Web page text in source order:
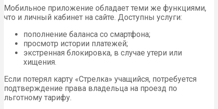
Мобильное приложение обладает теми же функциями,
что и личный кабинет на сайте. Доступны услуги:
пополнение баланса со смартфона;
просмотр истории платежей;
экстренная блокировка, в случае утери или
хищения.
Если потерял карту «Стрелка» учащийся, потребуется
подтверждение права владельца на проезд по
льготному тарифу.